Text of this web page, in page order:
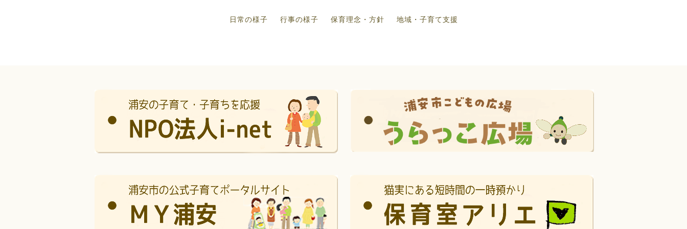
日常の様子 行事の様子 保育理念・方針 地域・子育て支援